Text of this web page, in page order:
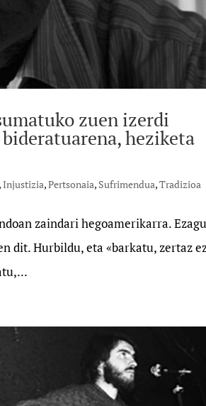
zuen izerdi
heziketa
,Injustizia,Pertsonaia, Sufrimendua,Tradizioa
zaindari hegoamerikarra.
dit. Hurbildu, eta «barkatu, zertaz